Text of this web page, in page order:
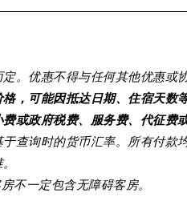
。优惠不得与任何其他优惠或
，可能因抵达日期、住宿天数
或政府税费、服务费、代征费
查询时的货币汇率。所有付款
不一定包含无障碍客房。